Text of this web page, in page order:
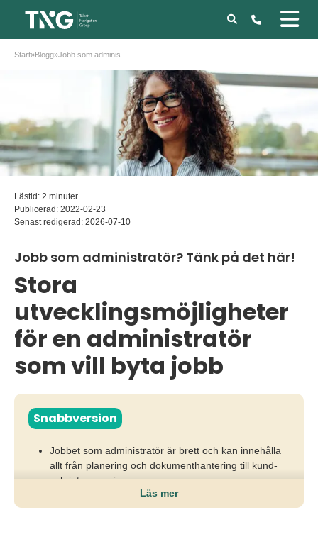
Start»Blogg»
Lästid: 2 minuter
Publicerad: 2022-02-23
Senast redigerad: 2026-07-10
Jobb som administratör? Tänk på det här!
Stora
utvecklingsmöjligheter
för en administratör
som vill byta jobb
Snabbversion
Jobbet som administratör är brett och kan innehålla
allt från planering och dokumenthantering till kund-
och internservice.
Arbetsuppgifter och titlar varierar stort mellan olika
Läs mer